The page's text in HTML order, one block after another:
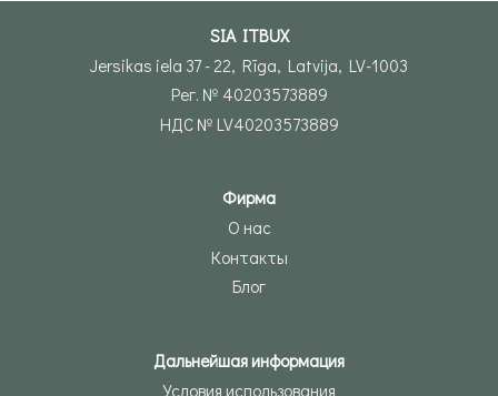
SIA ITBUX
Jersikas iela 37 - 22, Rīga, Latvija, LV-1003
Рег. № 40203573889
НДС № LV40203573889
Фирма
О нас
Контакты
Блог
Дальнейшая информация
Условия использования